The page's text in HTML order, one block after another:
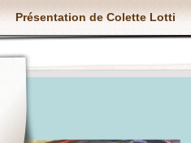
Présentation de Colette Lotti